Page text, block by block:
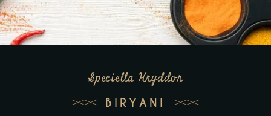
Speciella Kryddor
BIRYANI